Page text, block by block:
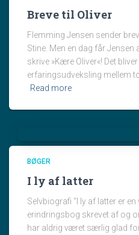
Breve til Oliver
Flemming Jensen sender
Stine. Men en dag får Jensen
skrive »Kære Oliver«! Det
erfaringsudveksling mellem
Read more
BØGER
I ly af latter
Selvbiografi “I ly af latter er
erindringsbog skrevet af og
har aldrig været særlig glad